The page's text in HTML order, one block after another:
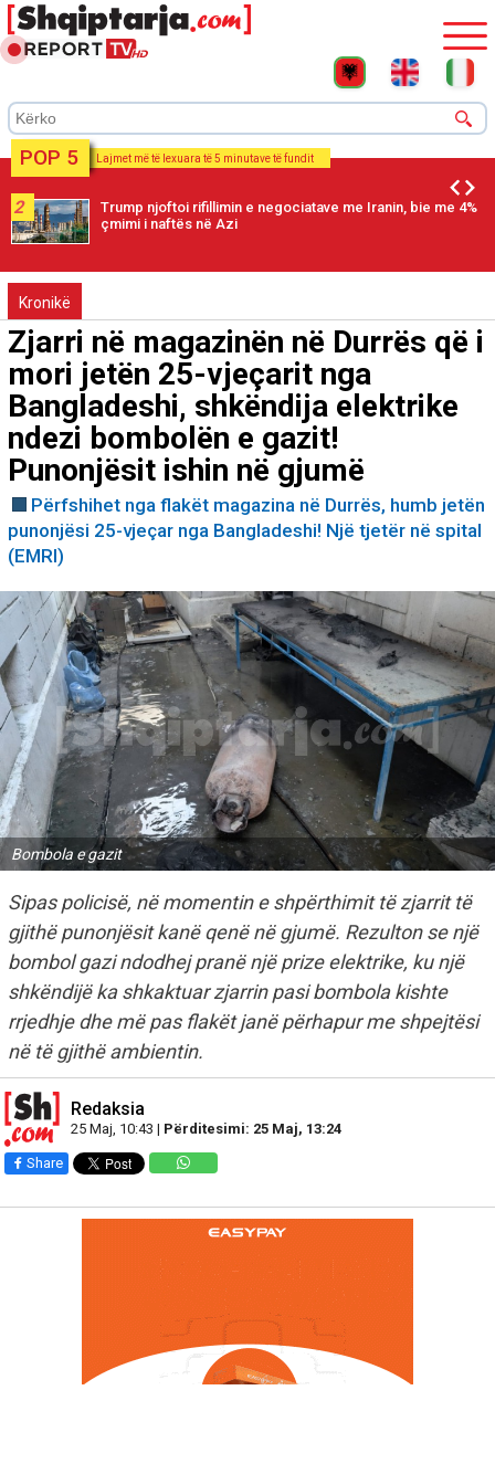
POP 5 Lajmet më të lexuara të 5 minutave të fundit
2
Trump njoftoi rifillimin e negociatave me Iranin, bie me 4%
çmimi i naftës në Azi
Kronikë
Zjarri në magazinën në Durrës që i
mori jetën 25-vjeçarit nga
Bangladeshi, shkëndija elektrike
ndezi bombolën e gazit!
Punonjësit ishin në gjumë
Përfshihet nga flakët magazina në Durrës, humb jetën
punonjësi 25-vjeçar nga Bangladeshi! Një tjetër në spital
(EMRI)
Bombola e gazit
Sipas policisë, në momentin e shpërthimit të zjarrit të
gjithë punonjësit kanë qenë në gjumë. Rezulton se një
bombol gazi ndodhej pranë një prize elektrike, ku një
shkëndijë ka shkaktuar zjarrin pasi bombola kishte
rrjedhje dhe më pas flakët janë përhapur me shpejtësi
në të gjithë ambientin.
Redaksia
25 Maj, 10:43 | Përditesimi: 25 Maj, 13:24
Share